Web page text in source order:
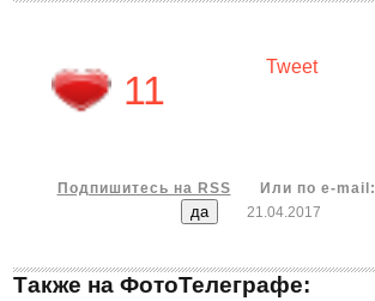
11
Tweet
Подпишитесь на RSS
Или по e-mail:
21.04.2017
Также на ФотоТелеграфе: